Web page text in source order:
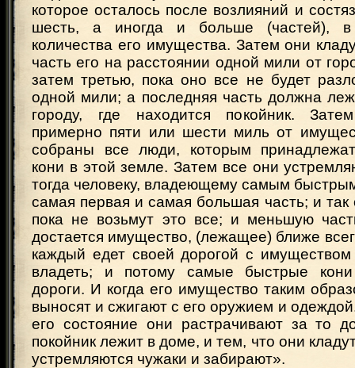
которое осталось после возлияний и
шесть, а иногда и больше (частей), в
количества его имущества. Затем они
часть его на расстоянии одной мили от
затем третью, пока оно все не будет
одной мили; а последняя часть должна
городу, где находится покойник.
примерно пяти или шести миль от
собраны все люди, которым
кони в этой земле. Затем все они
тогда человеку, владеющему самым
самая первая и самая большая часть; и так
пока не возьмут это все; и меньшую
достается имущество, (лежащее) ближе
каждый едет своей дорогой с
владеть; и потому самые быстрые
дороги. И когда его имущество таким
выносят и сжигают с его оружием и
его состояние они растрачивают за то
покойник лежит в доме, и тем, что они
устремляются чужаки и забирают».